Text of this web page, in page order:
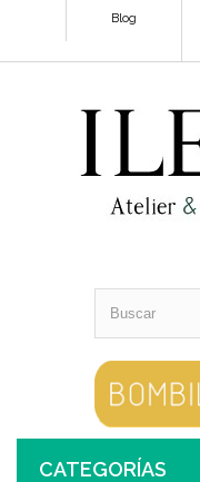
Blog
CATEGORÍAS